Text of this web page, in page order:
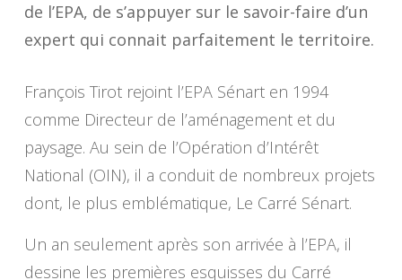
de l’EPA, de s’appuyer sur le savoir-faire d’un
expert qui connait parfaitement le territoire.
François Tirot rejoint l’EPA Sénart en 1994
comme Directeur de l’aménagement et du
paysage. Au sein de l’Opération d’Intérêt
National (OIN), il a conduit de nombreux projets
dont, le plus emblématique, Le Carré Sénart.
Un an seulement après son arrivée à l’EPA, il
dessine les premières esquisses du Carré